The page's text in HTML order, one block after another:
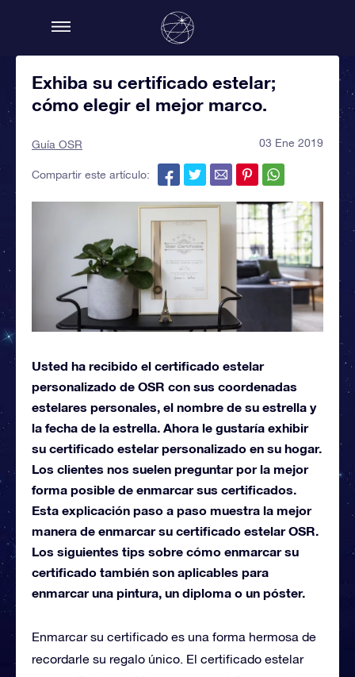
Exhiba su certificado estelar;
cómo elegir el mejor marco.
Guía OSR 03 Ene 2019
Compartir este artículo:
Usted ha recibido el certificado estelar
personalizado de OSR con sus coordenadas
estelares personales, el nombre de su estrella y
la fecha de la estrella. Ahora le gustaría exhibir
su certificado estelar personalizado en su hogar.
Los clientes nos suelen preguntar por la mejor
forma posible de enmarcar sus certificados.
Esta explicación paso a paso muestra la mejor
manera de enmarcar su certificado estelar OSR.
Los siguientes tips sobre cómo enmarcar su
certificado también son aplicables para
enmarcar una pintura, un diploma o un póster.
Enmarcar su certificado es una forma hermosa de
recordarle su regalo único. El certificado estelar